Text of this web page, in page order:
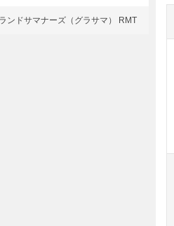
ンドサマナーズ（グラサマ） RMT